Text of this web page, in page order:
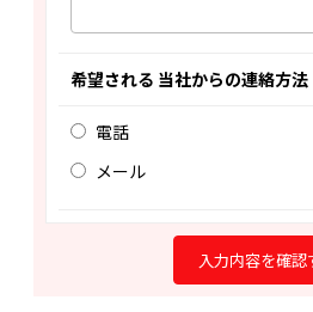
希望される 当社からの連絡方法
電話
メール